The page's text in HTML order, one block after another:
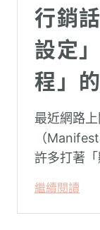
行銷
設定
程」
最近網路上
（
許多打著
能吸引財富
療癒，卻
繼續閱讀